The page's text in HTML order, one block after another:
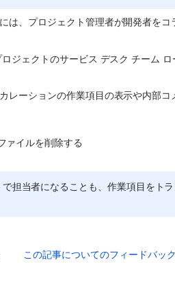
は、プロジェクト管理者が開発者を
ジェクトのサービス デスク チーム
レーションの作業項目の表示や内部コ
ァイルを削除する
担当者になることも、作業項目をト
この記事についてのフィードバッ